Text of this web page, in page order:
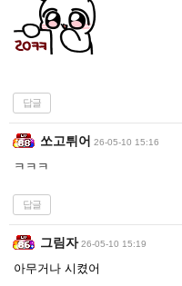
답글
쏘고튀어 26-05-10 15:16
ㅋㅋㅋ
답글
그림자 26-05-10 15:19
아무거나 시켰어